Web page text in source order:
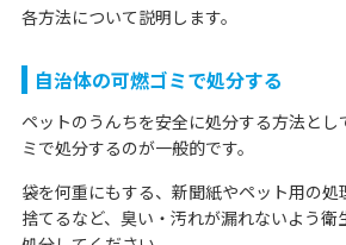
各方法について説明します。
自治体の可燃ゴミで処分する
ペットのうんちを安全に処分する方法と
ミで処分するのが一般的です。
袋を何重にもする、新聞紙やペット用の処
捨てるなど、臭い・汚れが漏れないよう衛